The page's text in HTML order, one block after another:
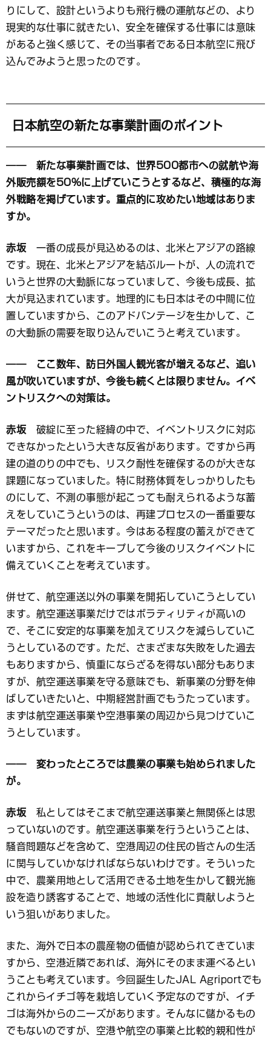
りにして、設計というよりも飛行機の運航などの、より
現実的な仕事に就きたい、安全を確保する仕事には意味
があると強く感じて、その当事者である日本航空に飛び
込んでみようと思ったのです。
日本航空の新たな事業計画のポイント
―― 新たな事業計画では、世界500都市への就航や海
外販売額を50％に上げていこうとするなど、積極的な海
外戦略を掲げています。重点的に攻めたい地域はありま
すか。
赤坂 一番の成長が見込めるのは、北米とアジアの路線
です。現在、北米とアジアを結ぶルートが、人の流れで
いうと世界の大動脈になっていまして、今後も成長、拡
大が見込まれています。地理的にも日本はその中間に位
置していますから、このアドバンテージを生かして、こ
の大動脈の需要を取り込んでいこうと考えています。
―― ここ数年、訪日外国人観光客が増えるなど、追い
風が吹いていますが、今後も続くとは限りません。イベ
ントリスクへの対策は。
赤坂 破綻に至った経緯の中で、イベントリスクに対応
できなかったという大きな反省があります。ですから再
建の道のりの中でも、リスク耐性を確保するのが大きな
課題になっていました。特に財務体質をしっかりしたも
のにして、不測の事態が起こっても耐えられるような蓄
えをしていこうというのは、再建プロセスの一番重要な
テーマだったと思います。今はある程度の蓄えができて
いますから、これをキープして今後のリスクイベントに
備えていくことを考えています。
併せて、航空運送以外の事業を開拓していこうとしてい
ます。航空運送事業だけではボラティリティが高いの
で、そこに安定的な事業を加えてリスクを減らしていこ
うとしているのです。ただ、さまざまな失敗をした過去
もありますから、慎重にならざるを得ない部分もありま
すが、航空運送事業を守る意味でも、新事業の分野を伸
ばしていきたいと、中期経営計画でもうたっています。
まずは航空運送事業や空港事業の周辺から見つけていこ
うとしています。
―― 変わったところでは農業の事業も始められました
が。
赤坂 私としてはそこまで航空運送事業と無関係とは思
っていないのです。航空運送事業を行うということは、
騒音問題などを含めて、空港周辺の住民の皆さんの生活
に関与していかなければならないわけです。そういった
中で、農業用地として活用できる土地を生かして観光施
設を造り誘客することで、地域の活性化に貢献しようと
いう狙いがありました。
また、海外で日本の農産物の価値が認められてきていま
すから、空港近隣であれば、海外にそのまま運べるとい
うことも考えています。今回誕生したJAL Agriportでも
これからイチゴ等を栽培していく予定なのですが、イチ
ゴは海外からのニーズがあります。そんなに儲かるもの
でもないのですが、空港や航空の事業と比較的親和性が